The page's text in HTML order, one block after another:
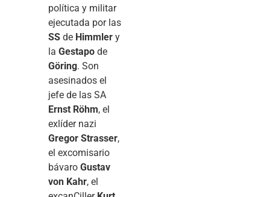
política y militar
ejecutada por las
SS de Himmler y
la Gestapo de
Göring. Son
asesinados el
jefe de las SA
Ernst Röhm, el
exlíder nazi
Gregor Strasser,
el excomisario
bávaro Gustav
von Kahr, el